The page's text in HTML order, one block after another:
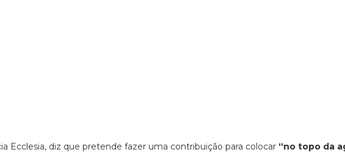
Ecclesia, diz que pretende fazer uma contribuição para colocar “no topo da